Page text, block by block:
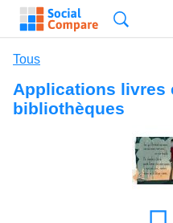
Tous
Applications livres
bibliothèques